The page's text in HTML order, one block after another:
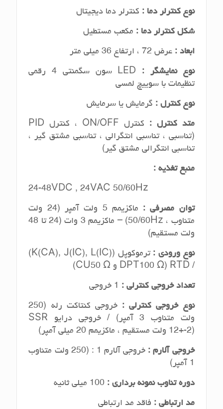
نوع کنترلر دما : کنترلر دما دیجیتال
شکل کنترلر دما : مکعب مستطیل
ابعاد : عرض 72 ، ارتفاع 36 میلی متر
نوع نمایشگر :
LED سون سگمنتی 4 رقمی
تنظیمات با سوییچ لمسی
نوع کنترل : گرمایش یا سرمایش
متد کنترل :
کنترل ON/OFF ، کنترل PID
(تناسبی ، تناسبی انتگرالی ، تناسبی مشتق گیر ،
تناسبی انتگرالی مشتق گیر)
منبع تغذیه:
24-48VDC , 24VAC 50/60Hz
توان مصرفی :
ماکزیمم 5 ولت آمپر (24 ولت
متناوب ، 50/60Hz) – ماکزیمم 3 وات (24 تا 48
ولت مستقیم)
نوع ورودی :
ترموکوپل (K(CA), J(IC), L(IC))
/ RTD (DPT100 Ω و CU50 Ω)
تعداد خروجی کنترلی :
نوع خروجی کنترلی :
خروجی کنتاکت رله (250
ولت متناوب 3 آمپر) / خروجی درایو SSR
(12+-2 ولت مستقیم ، ماکزیمم 20 میلی آمپر)
خروجی آلارم :
خروجی آلارم 1 : (250 ولت متناوب
1 آمپر)
دوره تناوب نمونه برداری : 100 میلی ثانیه
مد ارتباطی : فاقد مد ارتباطی